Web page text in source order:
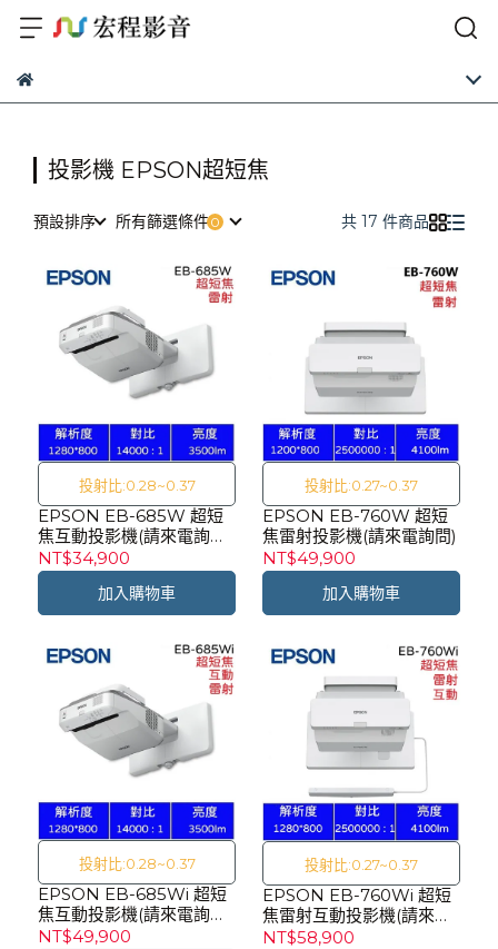
投影機 EPSON超短焦
預設排序 所有篩選條件 共 17 件商品
投射比:0.28~0.37
EPSON EB-685W 超短
焦互動投影機(請來電詢問)
【目前無現貨需排單】
NT$34,900
加入購物車
投射比:0.27~0.37
EPSON EB-760W 超短
焦雷射投影機(請來電詢問)
NT$49,900
加入購物車
投射比:0.28~0.37
EPSON EB-685Wi 超短
焦互動投影機(請來電詢問)
【目前無現貨需排單】
NT$49,900
投射比:0.27~0.37
EPSON EB-760Wi 超短
焦雷射互動投影機(請來電
詢問)
NT$58,900